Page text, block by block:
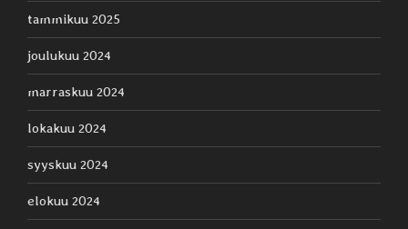
tammikuu 2025
joulukuu 2024
marraskuu 2024
lokakuu 2024
syyskuu 2024
elokuu 2024